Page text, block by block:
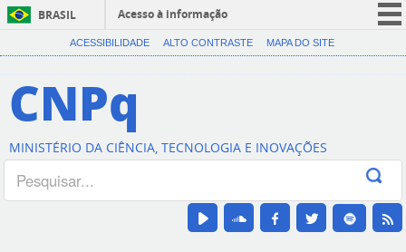
BRASIL
Acesso à informação
CORONAVÍRUS (COVID-19)
Canais
ACESSIBILIDADE ALTO CONTRASTE MAPA DO SITE
CNPq
MINISTÉRIO DA CIÊNCIA, TECNOLOGIA E INOVAÇÕES